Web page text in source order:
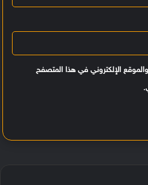
الإلكتروني في هذا المتصفح